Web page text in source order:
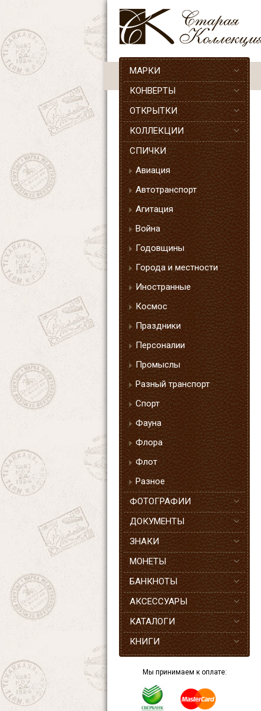
МАРКИ
КОНВЕРТЫ
ОТКРЫТКИ
КОЛЛЕКЦИИ
СПИЧКИ
Авиация
Автотранспорт
Агитация
Война
Годовщины
Города и местности
Иностранные
Космос
Праздники
Персоналии
Промыслы
Разный транспорт
Спорт
Фауна
Флора
Флот
Разное
ФОТОГРАФИИ
ДОКУМЕНТЫ
ЗНАКИ
МОНЕТЫ
БАНКНОТЫ
АКСЕССУАРЫ
КАТАЛОГИ
КНИГИ
Мы принимаем к оплате: